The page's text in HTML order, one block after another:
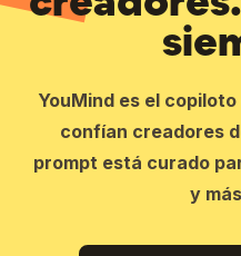
YouMind es el
confían creadores
prompt está curado
y